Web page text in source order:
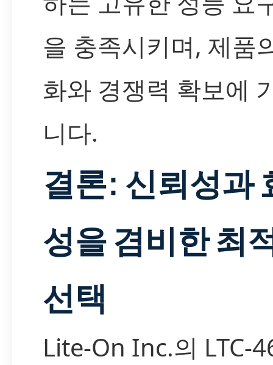
을 충족시키며, 제품
화와 경쟁력 확보에
니다.
결론: 신뢰성과
성을 겸비한 최
선택
Lite-On Inc.의 LTC-